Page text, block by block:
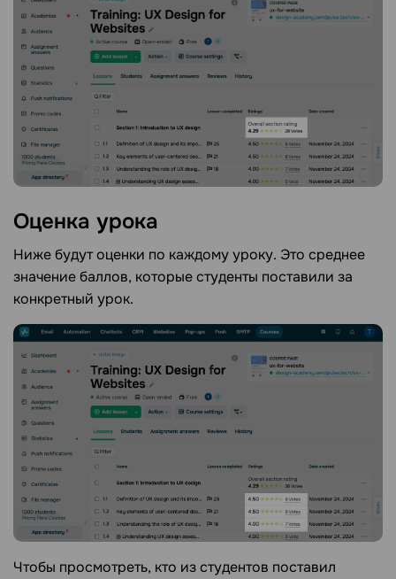
Оценка урока
Ниже будут оценки по каждому уроку. Это среднее
значение баллов, которые студенты поставили за
конкретный урок.
Чтобы просмотреть, кто из студентов поставил